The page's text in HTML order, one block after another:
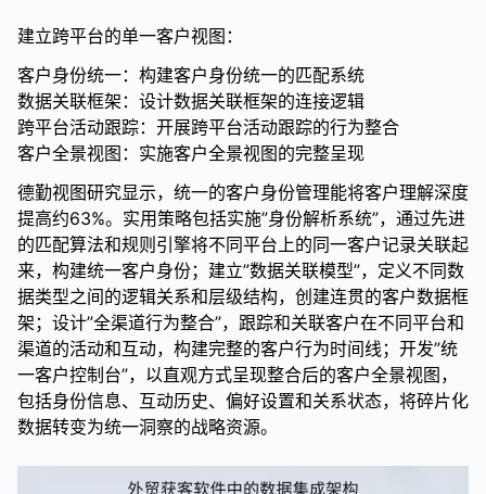
建立跨平台的单一客户视图：
客户身份统一：构建客户身份统一的匹配系统
数据关联框架：设计数据关联框架的连接逻辑
跨平台活动跟踪：开展跨平台活动跟踪的行为整合
客户全景视图：实施客户全景视图的完整呈现
德勤视图研究显示，统一的客户身份管理能将客户理解深度
提高约63%。实用策略包括实施”身份解析系统”，通过先进
的匹配算法和规则引擎将不同平台上的同一客户记录关联起
来，构建统一客户身份；建立”数据关联模型”，定义不同数
据类型之间的逻辑关系和层级结构，创建连贯的客户数据框
架；设计”全渠道行为整合”，跟踪和关联客户在不同平台和
渠道的活动和互动，构建完整的客户行为时间线；开发”统
一客户控制台”，以直观方式呈现整合后的客户全景视图，
包括身份信息、互动历史、偏好设置和关系状态，将碎片化
数据转变为统一洞察的战略资源。